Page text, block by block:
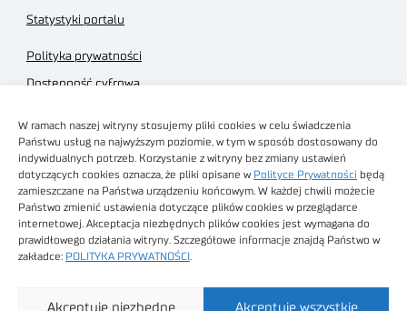
W ramach naszej witryny stosujemy pliki cookies w celu świadczenia
Państwu usług na najwyższym poziomie, w tym w sposób dostosowany do
indywidualnych potrzeb. Korzystanie z witryny bez zmiany ustawień
dotyczących cookies oznacza, że pliki opisane w Polityce Prywatności będą
zamieszczane na Państwa urządzeniu końcowym. W każdej chwili możecie
Państwo zmienić ustawienia dotyczące plików cookies w przeglądarce
internetowej. Akceptacja niezbędnych plików cookies jest wymagana do
prawidłowego działania witryny. Szczegółowe informacje znajdą Państwo w
zakładce: POLITYKA PRYWATNOŚCI
Akceptuję wszystkie
Akceptuję niezbędne
Statystyki portalu
Polityka prywatności
Dostępność cyfrowa
Regulamin sklepu
Obrazy stockowe
autorstwa